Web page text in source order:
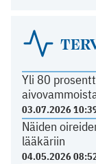
Yli 80
03.07.2026
Näiden
lääkäriin
04.05.2026